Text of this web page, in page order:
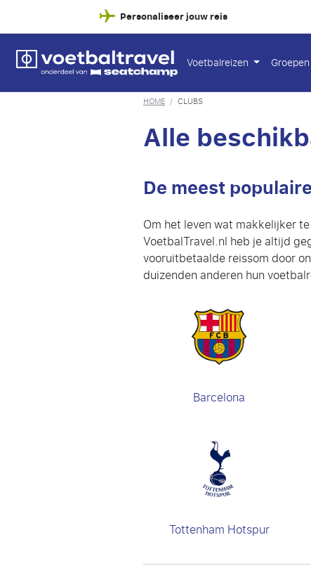
Personaliseer jouw reis
Voetbalreizen Groepen
HOME / CLUBS
Alle
De meest
Om het leven wat makkelijker
VoetbalTravel.nl heb je altijd
vooruitbetaalde reissom door
duizenden anderen hun
Barcelona
Tottenham Hotspur